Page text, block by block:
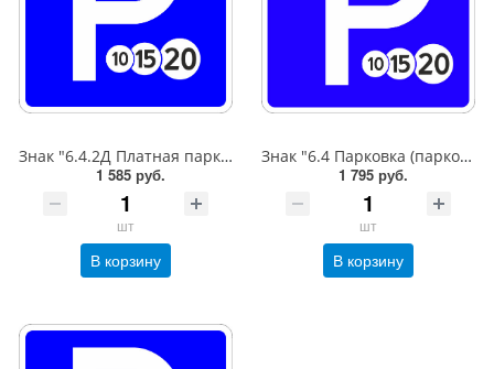
Знак "6.4.2Д Платная парковка для автотранспорта»,B=600,Тип А Коммерческая (3 года),металл 0.8 мм
1 585 руб.
шт
В корзину
Знак "6.4 Парковка (парковочное место)",B=600,Тип А (1б) Микропризм. (7-9 лет)металл 0.8 мм
1 795 руб.
шт
В корзину